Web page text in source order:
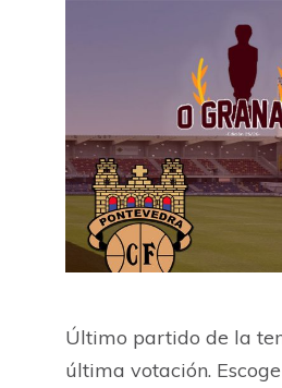
Último partido de la
última votación.